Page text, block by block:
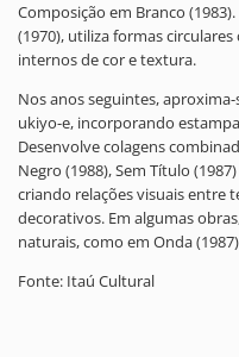
Composição em Branco
(1970), utiliza formas
internos de cor e textura.
Nos anos seguintes,
ukiyo-e, incorporando
Desenvolve colagens
Negro (1988), Sem Título
criando relações visuais entre
decorativos. Em algumas
naturais, como em Onda
Fonte: Itaú Cultural